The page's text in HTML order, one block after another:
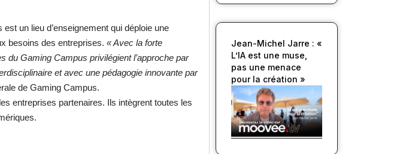
un lieu d’enseignement qui déploie une
besoins des entreprises.« Avec la forte
du Gaming Campus privilégient l’approche par
et avec une pédagogie innovante par
de Gaming Campus.
entreprises partenaires. Ils intègrent toutes les
Jean-Michel Jarre : «
L’IA est une muse,
pas une menace
pour la création »